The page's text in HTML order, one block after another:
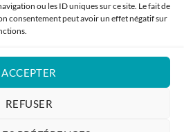
ou les ID uniques sur ce site. Le fait de
consentement peut avoir un effet négatif sur
ACCEPTER
REFUSER
UN MESSAGE !